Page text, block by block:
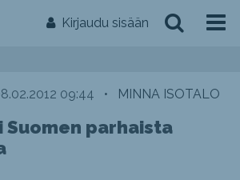
Kirjaudu sisään
09:44 • MINNA ISOTALO
Suomen parhaista